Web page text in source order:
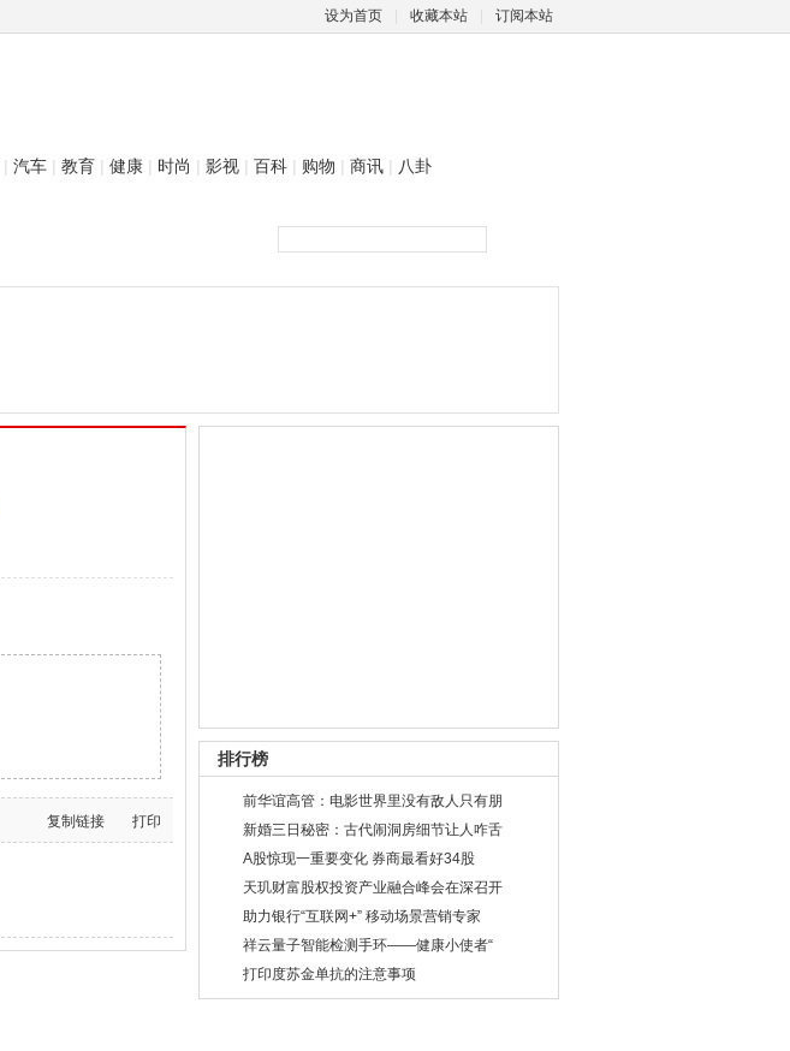
设为首页 收藏本站 订阅本站
| 汽车 | 教育 | 健康 | 时尚 | 影视 | 百科 | 购物 | 商讯 | 八卦
复制链接 打印
排行榜
前华谊高管：电影世界里没有敌人只有朋
新婚三日秘密：古代闹洞房细节让人咋舌
A股惊现一重要变化 券商最看好34股
天玑财富股权投资产业融合峰会在深召开
助力银行“互联网+” 移动场景营销专家
祥云量子智能检测手环——健康小使者“
打印度苏金单抗的注意事项